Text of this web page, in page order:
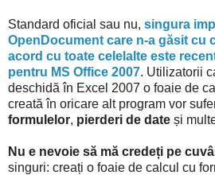
Standard oficial sau nu, singura
OpenDocument care n-a găsit cu
acord cu toate celelalte este
pentru MS Office 2007. Utilizatorii
deschidă în Excel 2007 o foaie de
creată în oricare alt program vor
formulelor, pierderi de date și
Nu e nevoie să mă credeți pe
singuri: creați o foaie de calcul cu